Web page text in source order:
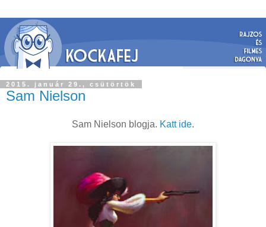
2015. január 29., csütörtök
Sam Nielson
Sam Nielson blogja. Katt ide.